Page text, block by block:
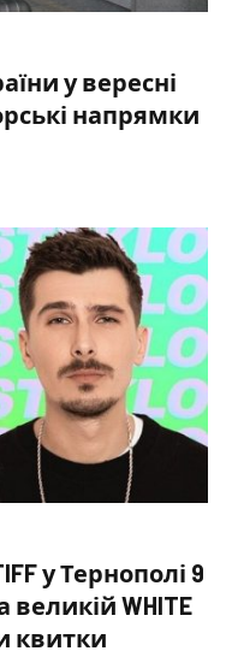
у вересні
напрямки
у Тернополі 9
WHITE
квитки